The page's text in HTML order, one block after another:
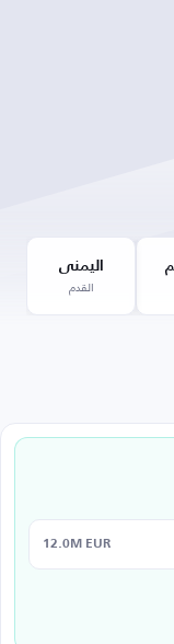
اليمنى
القدم
12.0M EUR